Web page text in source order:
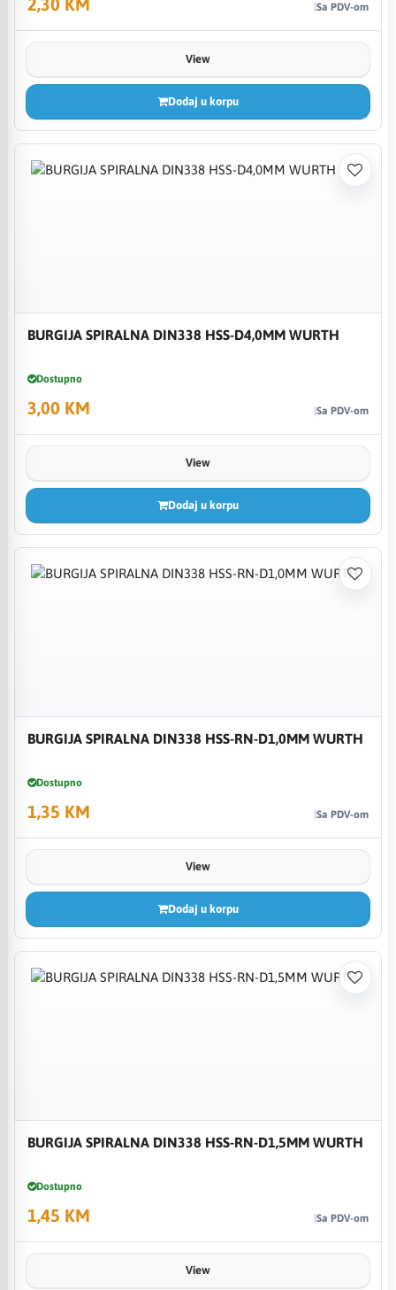
Sa PDV-om
View
Dodaj u korpu
BURGIJA SPIRALNA DIN338 HSS-D4,0MM WURTH
Dostupno
3,00 KM Sa PDV-om
View
Dodaj u korpu
BURGIJA SPIRALNA DIN338 HSS-RN-D1,0MM WURTH
Dostupno
1,35 KM Sa PDV-om
View
Dodaj u korpu
BURGIJA SPIRALNA DIN338 HSS-RN-D1,5MM WURTH
Dostupno
1,45 KM Sa PDV-om
View